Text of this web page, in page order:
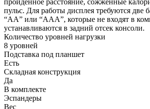
пульс. Для работы дисплея требуются две
“AA” или “AAA”, которые не входят в
устанавливаются в задний отсек консоли.
Количество уровней нагрузки
8 уровней
Подставка под планшет
Есть
Складная конструкция
Да
В комплекте
Эспандеры
Вес